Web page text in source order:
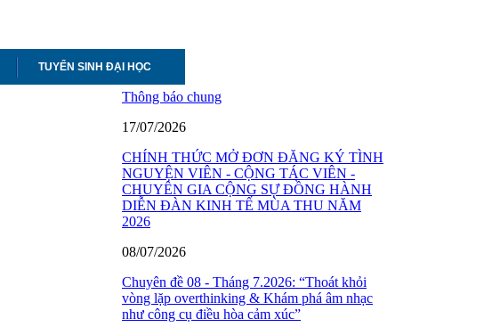
TUYỂN SINH ĐẠI HỌC
Thông báo chung
17/07/2026
CHÍNH THỨC MỞ ĐƠN ĐĂNG KÝ TÌNH
NGUYỆN VIÊN - CỘNG TÁC VIÊN -
CHUYÊN GIA CỘNG SỰ ĐỒNG HÀNH
DIỄN ĐÀN KINH TẾ MÙA THU NĂM
2026
08/07/2026
Chuyên đề 08 - Tháng 7.2026: “Thoát khỏi
vòng lặp overthinking & Khám phá âm nhạc
như công cụ điều hòa cảm xúc”